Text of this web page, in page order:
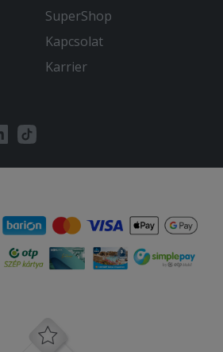
SuperShop
Kapcsolat
Karrier